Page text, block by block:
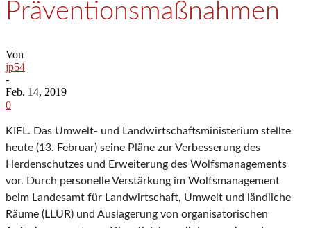
Präventionsmaßnahmen
Von
jp54
-
Feb. 14, 2019
0
KIEL. Das Umwelt- und Landwirtschaftsministerium stellte
heute (13. Februar) seine Pläne zur Verbesserung des
Herdenschutzes und Erweiterung des Wolfsmanagements
vor. Durch personelle Verstärkung im Wolfsmanagement
beim Landesamt für Landwirtschaft, Umwelt und ländliche
Räume (LLUR) und Auslagerung von organisatorischen